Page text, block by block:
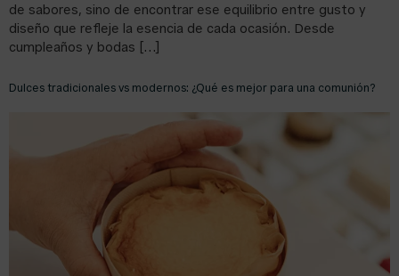
de sabores, sino de encontrar ese equilibrio entre gusto y
diseño que refleje la esencia de cada ocasión. Desde
cumpleaños y bodas […]
Dulces tradicionales vs modernos: ¿Qué es mejor para una comunión?